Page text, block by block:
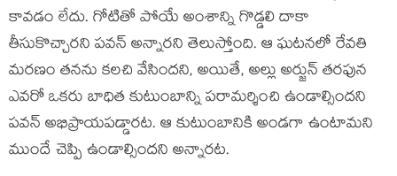
కావడం లేదు. గోటితో పోయే అంశాన్ని గొడ్డలి దాకా
తీసుకొచ్చారని పవన్ అన్నారని తెలుస్తోంది. ఆ ఘటనలో రేవతి
మరణం తనను కలచి వేసిందని, అయితే, అల్లు అర్జున్ తరఫున
ఎవరో ఒకరు బాధిత కుటుంబాన్ని పరామర్శించి ఉండాల్సిందని
పవన్ అభిప్రాయపడ్డారట. ఆ కుటుంబానికి అండగా ఉంటామని
ముందే చెప్పి ఉండాల్సిందని అన్నారట.